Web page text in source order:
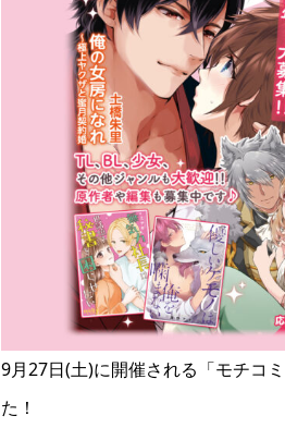
9月27日(土)に開催される「モチコ
た！